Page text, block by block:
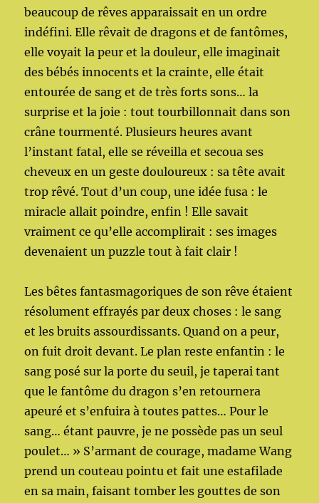
beaucoup de rêves apparaissait en un ordre
indéfini. Elle rêvait de dragons et de fantômes,
elle voyait la peur et la douleur, elle imaginait
des bébés innocents et la crainte, elle était
entourée de sang et de très forts sons… la
surprise et la joie : tout tourbillonnait dans son
crâne tourmenté. Plusieurs heures avant
l’instant fatal, elle se réveilla et secoua ses
cheveux en un geste douloureux : sa tête avait
trop rêvé. Tout d’un coup, une idée fusa : le
miracle allait poindre, enfin ! Elle savait
vraiment ce qu’elle accomplirait : ses images
devenaient un puzzle tout à fait clair !
Les bêtes fantasmagoriques de son rêve étaient
résolument effrayés par deux choses : le sang
et les bruits assourdissants. Quand on a peur,
on fuit droit devant. Le plan reste enfantin : le
sang posé sur la porte du seuil, je taperai tant
que le fantôme du dragon s’en retournera
apeuré et s’enfuira à toutes pattes… Pour le
sang… étant pauvre, je ne possède pas un seul
poulet… » S’armant de courage, madame Wang
prend un couteau pointu et fait une estafilade
en sa main, faisant tomber les gouttes de son